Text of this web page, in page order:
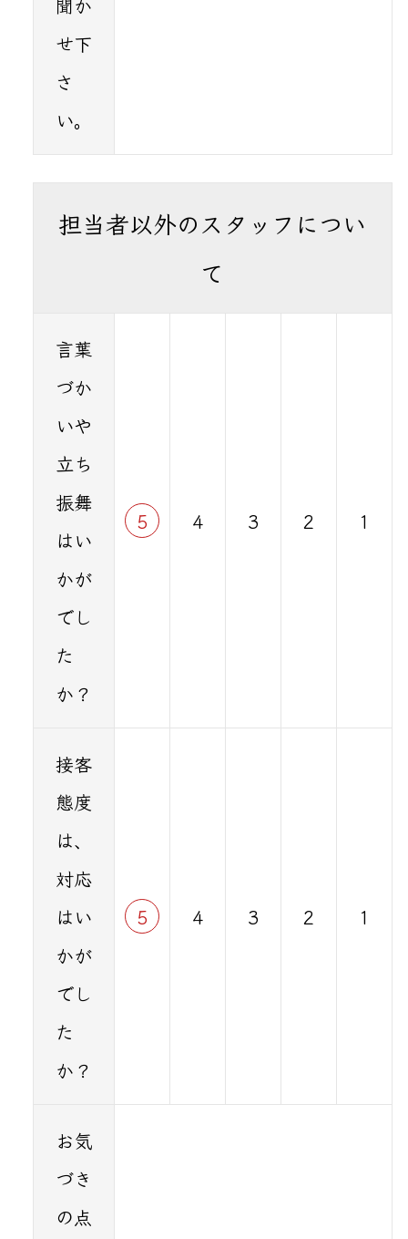
せ下
さ
い。
担当者以外のスタッフについ
て
言葉
づか
いや
立ち
振舞
はい
かが
でし
た
か？
5 4 3 2 1
接客
態度
は、
対応
はい
かが
でし
た
か？
5 4 3 2 1
お気
づき
の点